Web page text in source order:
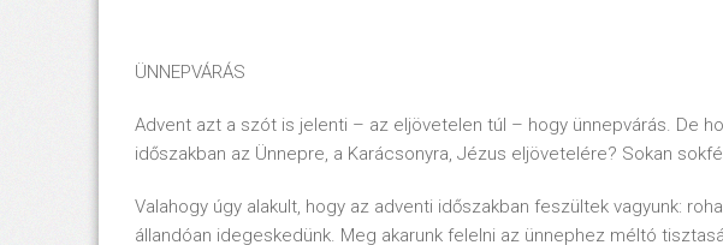
ÜNNEPVÁRÁS
Advent azt a szót is jelenti – az eljövetelen túl – hogy ünnepvárás. De
időszakban az Ünnepre, a Karácsonyra, Jézus eljövetelére? Sokan
Valahogy úgy alakult, hogy az adventi időszakban feszültek vagyunk:
állandóan idegeskedünk. Meg akarunk felelni az ünnephez méltó